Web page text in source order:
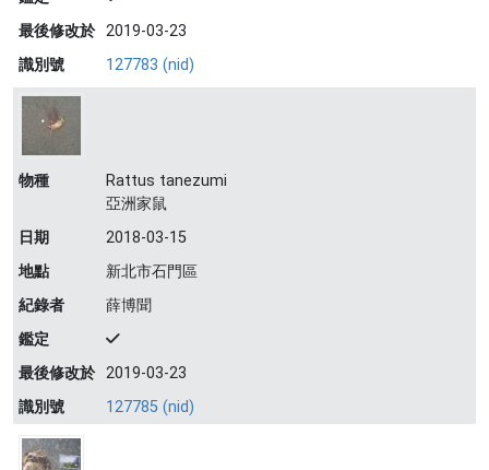
最後修改於 2019-03-23
識別號
127783 (nid)
物種
Rattus tanezumi
亞洲家鼠
日期
2018-03-15
地點
新北市石門區
紀錄者
薛博聞
鑑定
最後修改於 2019-03-23
識別號
127785 (nid)